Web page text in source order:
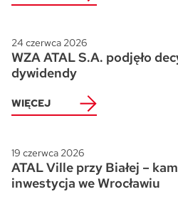
24 czerwca 2026
WZA ATAL S.A. podjęło
dywidendy
WIĘCEJ
19 czerwca 2026
ATAL Ville przy Białej –
inwestycja we Wrocławiu